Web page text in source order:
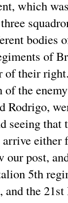
which
bodies
of
of their
the
Rodrigo,
seeing that
arrive
our post,
5th
and the